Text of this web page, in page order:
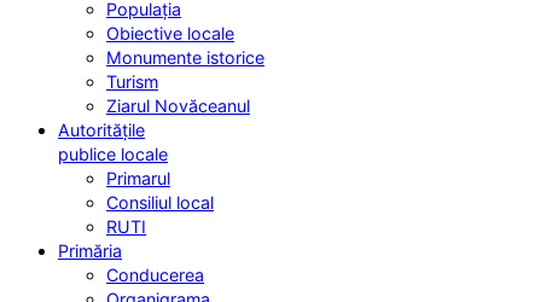
Populația
Obiective locale
Monumente istorice
Turism
Ziarul Novăceanul
Autoritățile
publice locale
Primarul
Consiliul local
RUTI
Primăria
Conducerea